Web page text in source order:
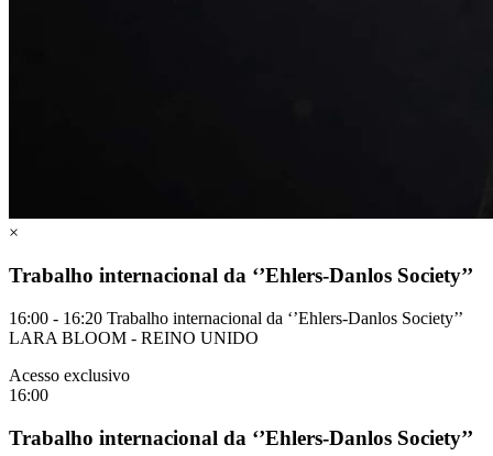
×
Trabalho internacional da ‘’Ehlers-Danlos Society’’
16:00 - 16:20 Trabalho internacional da ‘’Ehlers-Danlos Society’’
LARA BLOOM - REINO UNIDO
Acesso exclusivo
16:00
Trabalho internacional da ‘’Ehlers-Danlos Society’’